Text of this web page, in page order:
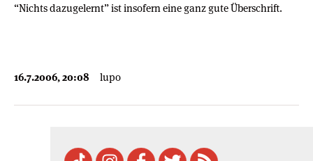
“Nichts dazugelernt” ist insofern eine ganz gute Überschrift.
16.7.2006, 20:08 lupo